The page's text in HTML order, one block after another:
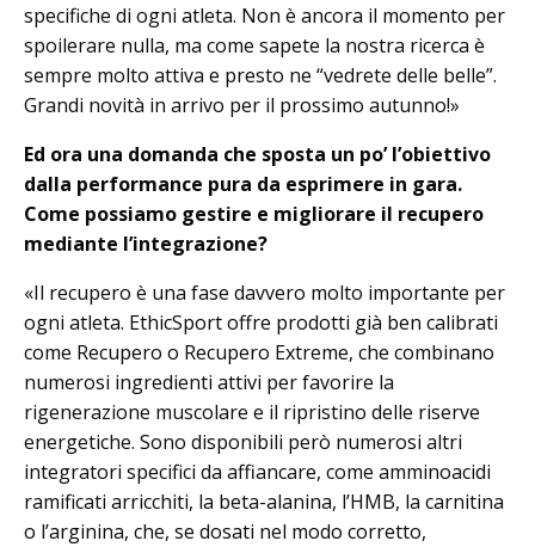
specifiche di ogni atleta. Non è ancora il momento per
spoilerare nulla, ma come sapete la nostra ricerca è
sempre molto attiva e presto ne “vedrete delle belle”.
Grandi novità in arrivo per il prossimo autunno!»
Ed ora una domanda che sposta un po’ l’obiettivo
dalla performance pura da esprimere in gara.
Come possiamo gestire e migliorare il recupero
mediante l’integrazione?
«Il recupero è una fase davvero molto importante per
ogni atleta. EthicSport offre prodotti già ben calibrati
come Recupero o Recupero Extreme, che combinano
numerosi ingredienti attivi per favorire la
rigenerazione muscolare e il ripristino delle riserve
energetiche. Sono disponibili però numerosi altri
integratori specifici da affiancare, come amminoacidi
ramificati arricchiti, la beta-alanina, l’HMB, la carnitina
o l’arginina, che, se dosati nel modo corretto,